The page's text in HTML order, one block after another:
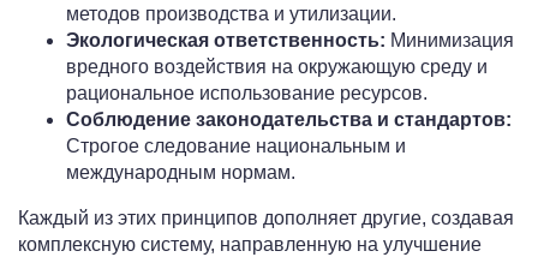
методов производства и утилизации.
Экологическая ответственность: Минимизация
вредного воздействия на окружающую среду и
рациональное использование ресурсов.
Соблюдение законодательства и стандартов:
Строгое следование национальным и
международным нормам.
Каждый из этих принципов дополняет другие, создавая
комплексную систему, направленную на улучшение